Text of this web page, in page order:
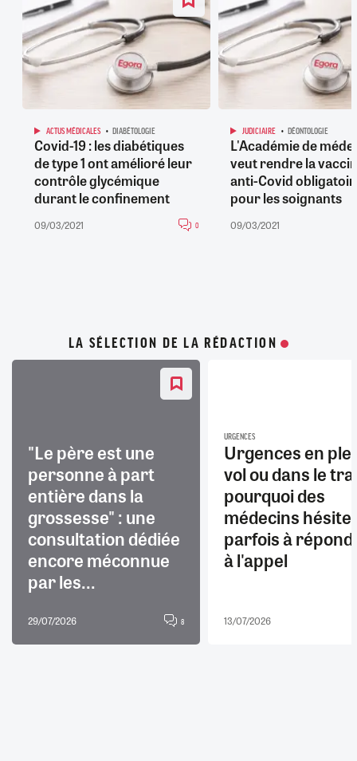
ACTUS MÉDICALES DIABÉTOLOGIE
Covid-19 : les diabétiques
de type 1 ont amélioré leur
contrôle glycémique
durant le confinement
09/03/2021 0
JUDICIAIRE DÉONTOLOGIE
L'Académie de
veut rendre la
anti-Covid
pour les soignants
09/03/2021
LA SÉLECTION DE LA RÉDACTION
"Le père est une
personne à part
entière dans la
grossesse" : une
consultation dédiée
encore méconnue
par les...
29/07/2026 8
URGENCES
Urgences en
vol ou dans le
pourquoi des
médecins
parfois à
à l'appel
13/07/2026